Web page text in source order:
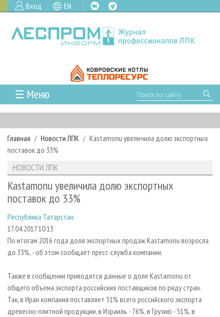
Вход EN
☰ Меню
ГЛАВНАЯ
РУБРИКИ И ТЕМЫ
РУБРИКИ ЖУРНАЛА
ЛЕСОЗАГОТОВКА
ЛЕСОПИЛЕНИЕ
СУШКА ДРЕВЕСИНЫ
ПРОИЗВОДСТВО ДРЕВЕСНЫХ ПЛИТ
ДЕРЕВЯННОЕ ДОМОСТРОЕНИЕ
ПРОИЗВОДСТВО МЕБЕЛИ
БИОЭНЕРГЕТИКА
ЦБП
НОВОСТИ
НОВОСТИ ЛПК
НОВОСТИ ЖУРНАЛА
ПРОЕКТЫ ЛПИ
АНАЛИТИКА
ПРЕДПРИЯТИЯ ЛПК
ПЕРСОНЫ
МОБИЛЬНЫЕ ВЫСТАВКИ
ОФИЦИАЛЬНЫЕ ДЕЛЕГАЦИИ
ПРИОРИТЕТНЫЕ ИНВЕСТПРОЕКТЫ
RUSSIAN FORESTRY REVIEW
ГАЗЕТА ЛЕСПРОМФОРУМ
АРХИВ
АРХИВ ЖУРНАЛОВ
СТАТЬИ
О ЖУРНАЛЕ
ПОДПИСКА
КОНТАКТЫ
РЕКЛАМОДАТЕЛЯМ
РЕКЛАМА
РЕКЛАМА НА САЙТЕ
Главная Новости ЛПК
Kastamonu увеличила долю экспортных
поставок до 33%
НОВОСТИ ЛПК
Kastamonu увеличила долю экспортных
поставок до 33%
Республика Татарстан
17.04.2017 10:13
По итогам 2016 года доля экспортных продаж Kastamonu возросла
до 33%, - об этом сообщает пресс-служба компании.
Также в сообщении приводятся данные о доле Kastamonu от
общего объема экспорта российских поставщиков по ряду стран.
Так, в Иран компания поставляет 51% всего российского экспорта
древесно-плитной продукции, в Израиль - 76%, в Грузию - 51%, в